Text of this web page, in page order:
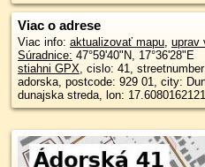
Viac o adrese
Viac info: aktualizovať mapu, uprav
Súradnice: 47°59'40"N, 17°36'28"E
stiahni GPX, cislo: 41,
adorska, postcode: 929 01, city:
dunajska streda, lon: